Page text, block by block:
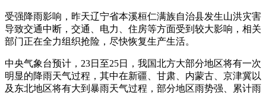
受强降雨影响，昨天辽宁省本溪桓仁满族自治县发生山洪灾害
导致交通中断，交通、电力、住房等方面受到较大影响，相关
部门正在全力组织抢险，尽快恢复生产生活。
中央气象台预计，23日至25日，我国北方大部分地区将有一次
明显的降雨天气过程，其中在新疆、甘肃、内蒙古、京津冀以
及东北地区将有大到暴雨天气过程，部分地区雨势强、累计雨